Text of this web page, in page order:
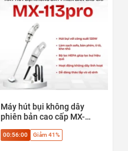
Máy hút bụi không dây
phiên bản cao cấp MX-
suất 120W, Làm sạch sofa,
00:56:00 Giảm 41%